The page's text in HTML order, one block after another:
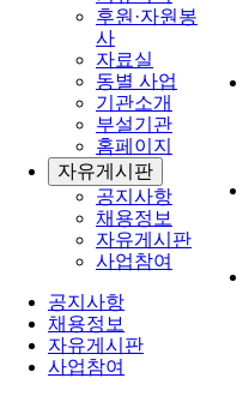
후원·자원봉
사
자료실
동별 사업
기관소개
부설기관
홈페이지
자유게시판
공지사항
채용정보
자유게시판
사업참여
공지사항
채용정보
자유게시판
사업참여